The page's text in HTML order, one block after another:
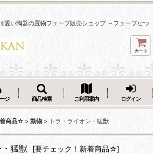
愛い陶器の置物フェーブ販売ショップ ～フェーブなつ
カート
ジ 商品検索 ご利用案内 ログイン
商品☆ > 動物 > トラ・ライオン・猛獣
・猛獣 [要チェック！新着商品☆]